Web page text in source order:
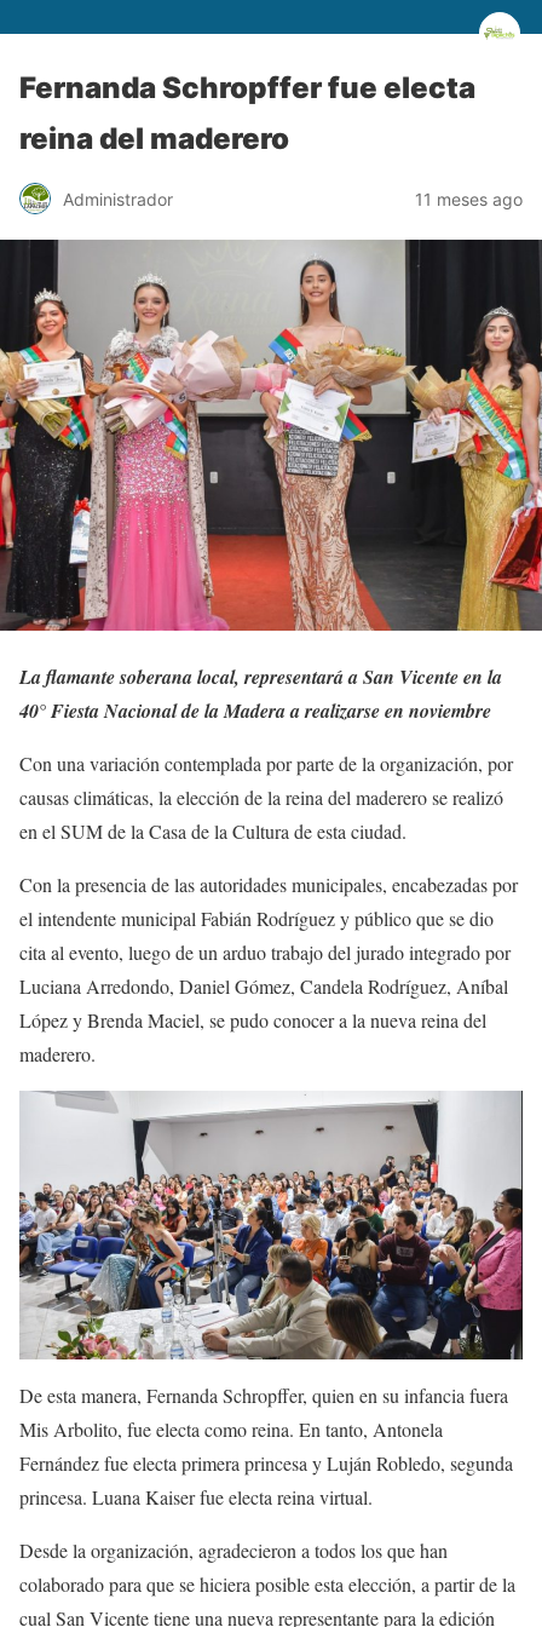
Fernanda Schropffer fue electa
reina del maderero
Administrador 11 meses ago
La flamante soberana local, representará a San Vicente en la
40° Fiesta Nacional de la Madera a realizarse en noviembre
Con una variación contemplada por parte de la organización, por
causas climáticas, la elección de la reina del maderero se realizó
en el SUM de la Casa de la Cultura de esta ciudad.
Con la presencia de las autoridades municipales, encabezadas por
el intendente municipal Fabián Rodríguez y público que se dio
cita al evento, luego de un arduo trabajo del jurado integrado por
Luciana Arredondo, Daniel Gómez, Candela Rodríguez, Aníbal
López y Brenda Maciel, se pudo conocer a la nueva reina del
maderero.
De esta manera, Fernanda Schropffer, quien en su infancia fuera
Mis Arbolito, fue electa como reina. En tanto, Antonela
Fernández fue electa primera princesa y Luján Robledo, segunda
princesa. Luana Kaiser fue electa reina virtual.
Desde la organización, agradecieron a todos los que han
colaborado para que se hiciera posible esta elección, a partir de la
cual San Vicente tiene una nueva representante para la edición